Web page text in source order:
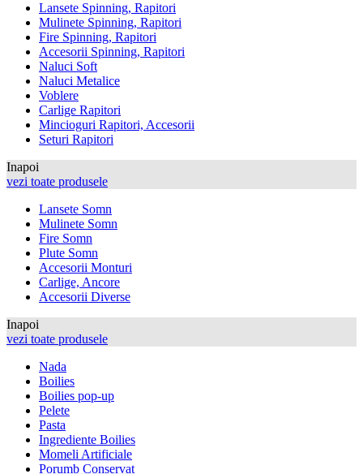
Lansete Spinning, Rapitori
Mulinete Spinning, Rapitori
Fire Spinning, Rapitori
Accesorii Spinning, Rapitori
Naluci Soft
Naluci Metalice
Voblere
Carlige Rapitori
Mincioguri Rapitori, Accesorii
Seturi Rapitori
Inapoi
vezi toate produsele
Lansete Somn
Mulinete Somn
Fire Somn
Plute Somn
Accesorii Monturi
Carlige, Ancore
Accesorii Diverse
Inapoi
vezi toate produsele
Nada
Boilies
Boilies pop-up
Pelete
Pasta
Ingrediente Boilies
Momeli Artificiale
Porumb Conservat